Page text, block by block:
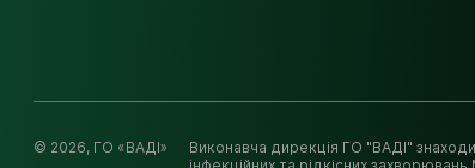
© 2026, ГО «ВАДІ»
Виконавча дирекція ГО "ВАДІ"